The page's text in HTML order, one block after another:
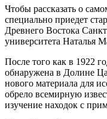
Чтобы рассказать о
специально приедет
Древнего Востока
университета Наталья
После того как в 1922
обнаружена в Долине
нового материала для
обрело всемирную
изучение находок с